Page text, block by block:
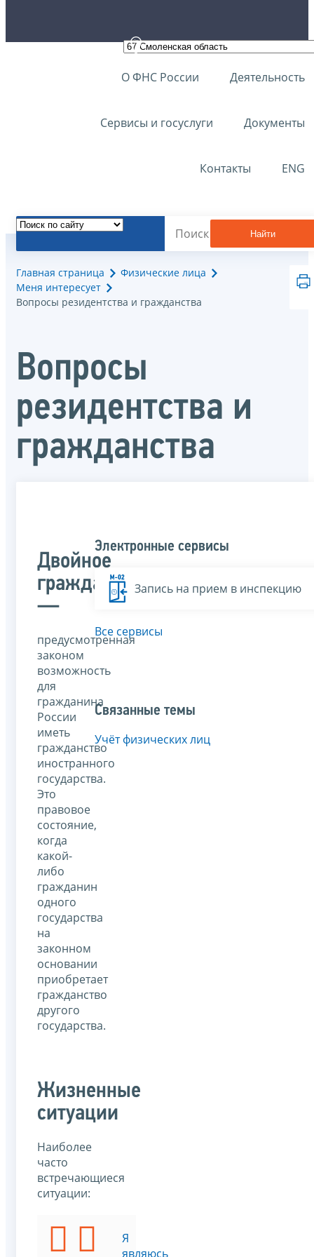
О ФНС России Деятельность
Сервисы и госуслуги Документы
Контакты ENG
Найти
Главная страница
Физические лица
Меня интересует
Вопросы резидентства и гражданства
Вопросы
резидентства и
гражданства
Двойное
гражданство
—
предусмотренная
законом
возможность
для
гражданина
России
иметь
гражданство
иностранного
государства.
Это
правовое
состояние,
когда
какой-
либо
гражданин
одного
государства
на
законном
основании
приобретает
гражданство
другого
государства.
Жизненные
ситуации
Наиболее
часто
встречающиеся
ситуации:
хочу
Я
являюсь
Электронные сервисы
Запись на прием в инспекцию
Все сервисы
Связанные темы
Учёт физических лиц